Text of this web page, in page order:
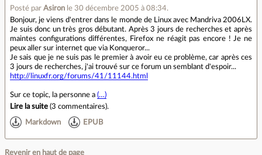
Posté par Asiron le 30 décembre 2005 à 08:34.
Bonjour, je viens d'entrer dans le monde de Linux avec Mandriva 2006LX.
Je suis donc un très gros débutant. Après 3 jours de recherches et après
maintes configurations différentes, Firefox ne réagit pas encore ! Je ne
peux aller sur internet que via Konqueror...
Je sais que je ne suis pas le premier à avoir eu ce problème, car après ces
3 jours de recherches, j'ai trouvé sur ce forum un semblant d'espoir...
http://linuxfr.org/forums/41/11144.html
Sur ce topic, la personne a (…)
Lire la suite (3 commentaires).
Markdown EPUB
Revenir en haut de page